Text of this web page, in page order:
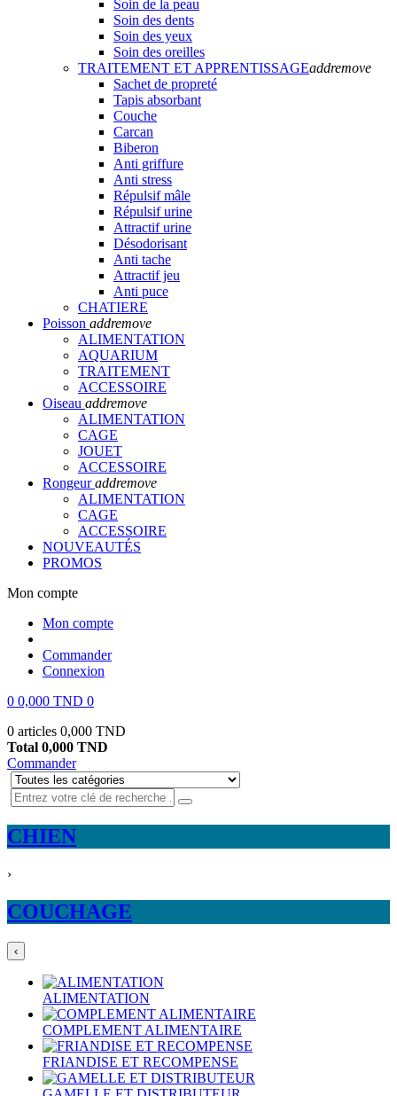
Soin de la peau
Soin des dents
Soin des yeux
Soin des oreilles
TRAITEMENT ET APPRENTISSAGEaddremove
Sachet de propreté
Tapis absorbant
Couche
Carcan
Biberon
Anti griffure
Anti stress
Répulsif mâle
Répulsif urine
Attractif urine
Désodorisant
Anti tache
Attractif jeu
Anti puce
CHATIERE
Poisson addremove
ALIMENTATION
AQUARIUM
TRAITEMENT
ACCESSOIRE
Oiseau addremove
ALIMENTATION
CAGE
JOUET
ACCESSOIRE
Rongeur addremove
ALIMENTATION
CAGE
ACCESSOIRE
NOUVEAUTÉS
PROMOS
Mon compte
Mon compte
Commander
Connexion
0 0,000 TND 0
0 articles 0,000 TND
Total 0,000 TND
Commander
CHIEN
›
COUCHAGE
‹
ALIMENTATION
COMPLEMENT ALIMENTAIRE
FRIANDISE ET RECOMPENSE